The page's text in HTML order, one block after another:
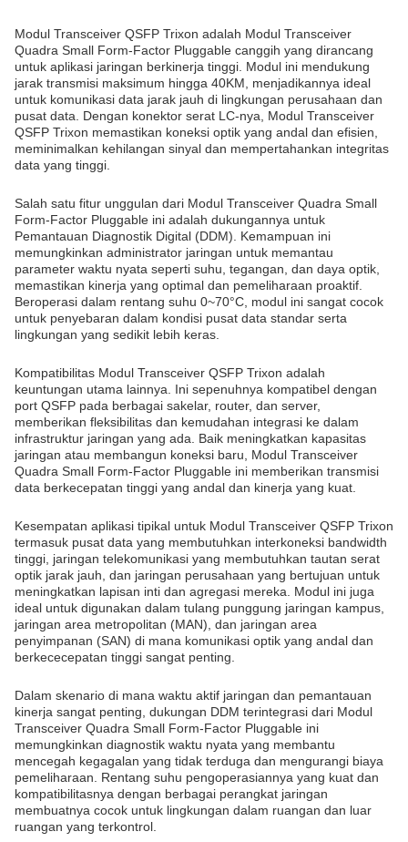
Modul Transceiver QSFP Trixon adalah Modul Transceiver
Quadra Small Form-Factor Pluggable canggih yang dirancang
untuk aplikasi jaringan berkinerja tinggi. Modul ini mendukung
jarak transmisi maksimum hingga 40KM, menjadikannya ideal
untuk komunikasi data jarak jauh di lingkungan perusahaan dan
pusat data. Dengan konektor serat LC-nya, Modul Transceiver
QSFP Trixon memastikan koneksi optik yang andal dan efisien,
meminimalkan kehilangan sinyal dan mempertahankan integritas
data yang tinggi.
Salah satu fitur unggulan dari Modul Transceiver Quadra Small
Form-Factor Pluggable ini adalah dukungannya untuk
Pemantauan Diagnostik Digital (DDM). Kemampuan ini
memungkinkan administrator jaringan untuk memantau
parameter waktu nyata seperti suhu, tegangan, dan daya optik,
memastikan kinerja yang optimal dan pemeliharaan proaktif.
Beroperasi dalam rentang suhu 0~70°C, modul ini sangat cocok
untuk penyebaran dalam kondisi pusat data standar serta
lingkungan yang sedikit lebih keras.
Kompatibilitas Modul Transceiver QSFP Trixon adalah
keuntungan utama lainnya. Ini sepenuhnya kompatibel dengan
port QSFP pada berbagai sakelar, router, dan server,
memberikan fleksibilitas dan kemudahan integrasi ke dalam
infrastruktur jaringan yang ada. Baik meningkatkan kapasitas
jaringan atau membangun koneksi baru, Modul Transceiver
Quadra Small Form-Factor Pluggable ini memberikan transmisi
data berkecepatan tinggi yang andal dan kinerja yang kuat.
Kesempatan aplikasi tipikal untuk Modul Transceiver QSFP Trixon
termasuk pusat data yang membutuhkan interkoneksi bandwidth
tinggi, jaringan telekomunikasi yang membutuhkan tautan serat
optik jarak jauh, dan jaringan perusahaan yang bertujuan untuk
meningkatkan lapisan inti dan agregasi mereka. Modul ini juga
ideal untuk digunakan dalam tulang punggung jaringan kampus,
jaringan area metropolitan (MAN), dan jaringan area
penyimpanan (SAN) di mana komunikasi optik yang andal dan
berkececepatan tinggi sangat penting.
Dalam skenario di mana waktu aktif jaringan dan pemantauan
kinerja sangat penting, dukungan DDM terintegrasi dari Modul
Transceiver Quadra Small Form-Factor Pluggable ini
memungkinkan diagnostik waktu nyata yang membantu
mencegah kegagalan yang tidak terduga dan mengurangi biaya
pemeliharaan. Rentang suhu pengoperasiannya yang kuat dan
kompatibilitasnya dengan berbagai perangkat jaringan
membuatnya cocok untuk lingkungan dalam ruangan dan luar
ruangan yang terkontrol.